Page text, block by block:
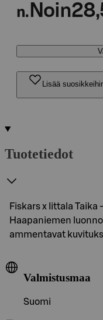
n. Noin
Lisää
Tuotetiedot
Fiskars x Iittala
Haapaniemen
ammentavat
Valmistusmaa
Suomi